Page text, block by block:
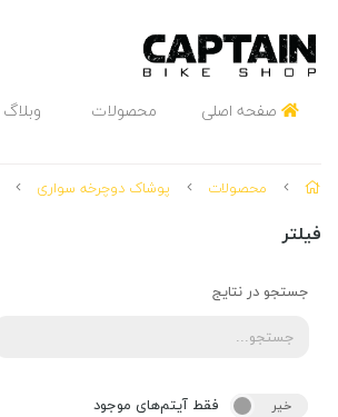
صفحه اصلی محصولات وبلاگ
محصولات پوشاک دوچرخه سواری
فیلتر
جستجو در نتایج
بله خیر فقط آیتم‌های موجود